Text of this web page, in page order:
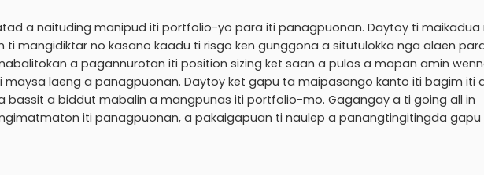
a naituding manipud iti portfolio-yo para iti panagpuonan. Daytoy ti maikadua
ti mangidiktar no kasano kaadu ti risgo ken gunggona a situtulokka nga alaen
a pagannurotan iti position sizing ket saan a pulos a mapan amin
maysa laeng a panagpuonan. Daytoy ket gapu ta maipasango kanto iti bagim iti
bassit a biddut mabalin a mangpunas iti portfolio-mo. Gagangay a ti going all in
iti panagpuonan, a pakaigapuan ti naulep a panangtingitingda gapu